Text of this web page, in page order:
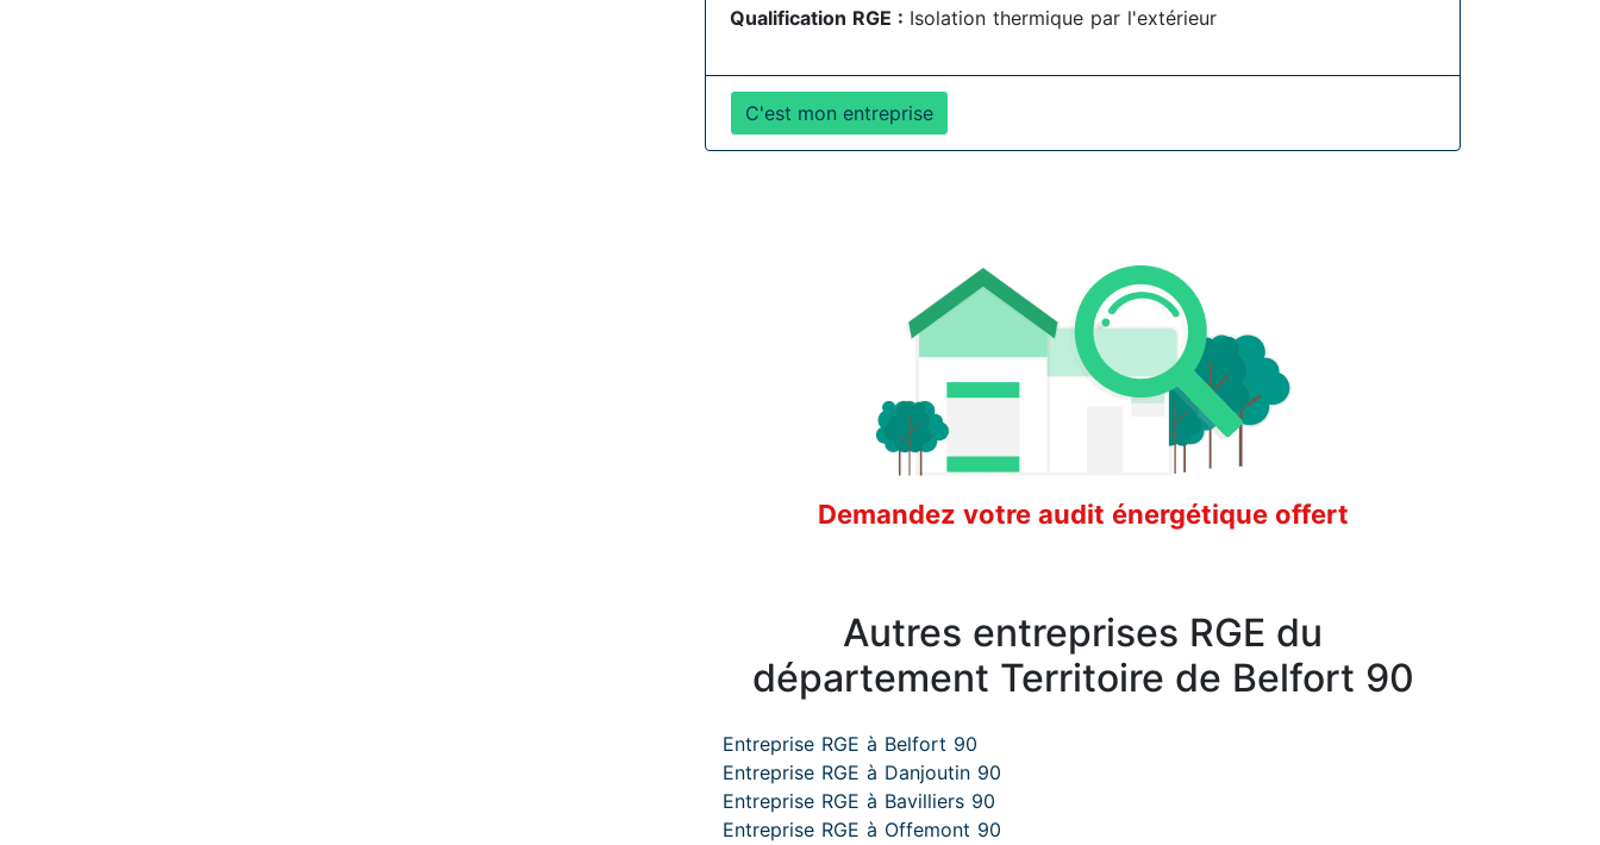
Qualification RGE : Isolation thermique par l'extérieur
C'est mon entreprise
Demandez votre audit énergétique offert
Autres entreprises RGE du
département Territoire de Belfort 90
Entreprise RGE à Belfort 90
Entreprise RGE à Danjoutin 90
Entreprise RGE à Bavilliers 90
Entreprise RGE à Offemont 90